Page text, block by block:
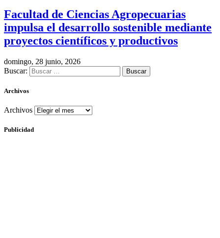
Facultad de Ciencias Agropecuarias
impulsa el desarrollo sostenible mediante
proyectos científicos y productivos
domingo, 28 junio, 2026
Buscar:
Archivos
Archivos
Publicidad